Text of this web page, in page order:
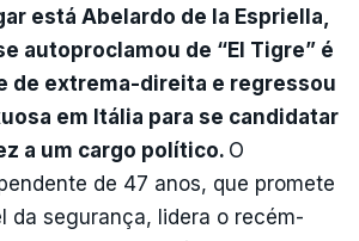
está Abelardo de la Espriella,
autoproclamou de “El Tigre” é
de extrema-direita e regressou
em Itália para se candidatar
a um cargo político. O
de 47 anos, que promete
da segurança, lidera o recém-